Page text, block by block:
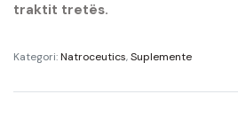
traktit tretës.
Kategori:Natroceutics,Suplemente